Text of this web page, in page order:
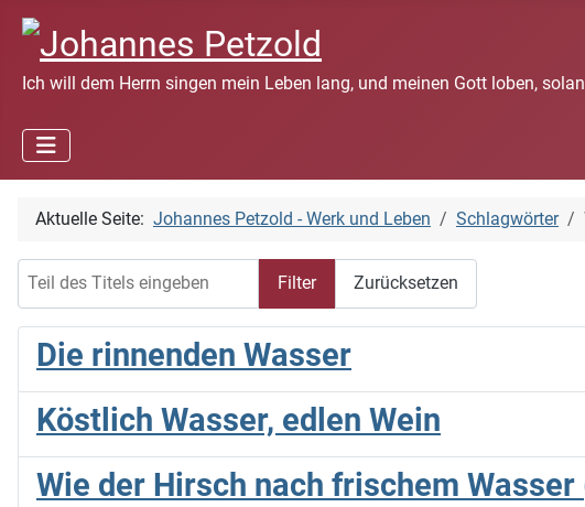
Ich will dem Herrn singen mein Leben lang, und meinen Gott loben,
Aktuelle Seite: Johannes Petzold - Werk und Leben Schlagwörter
Filter Zurücksetzen
Die rinnenden Wasser
Köstlich Wasser, edlen Wein
Wie der Hirsch nach frischem